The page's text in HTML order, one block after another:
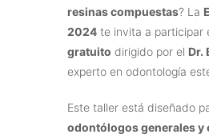
resinas compuestas? La
2024 te invita a participar
gratuito dirigido por el Dr.
experto en odontología
Este taller está diseñado
odontólogos generales y